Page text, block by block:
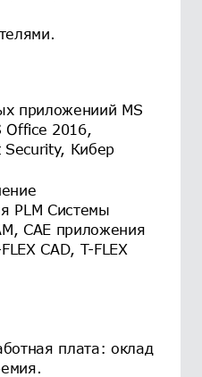
приложениий MS
Office 2016,
Security, Кибер
PLM Системы
CAE приложения
CAD, T-FLEX
плата: оклад